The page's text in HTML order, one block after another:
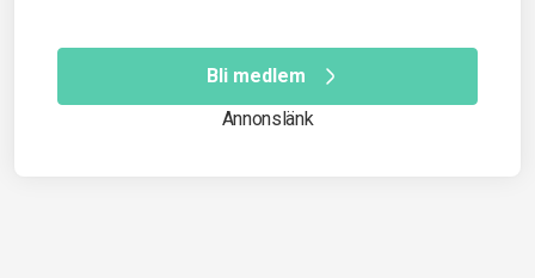
Bli medlem
Annonslänk